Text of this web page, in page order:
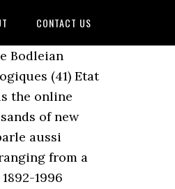
CONTACT US
Bodleian
(41) Etat
the online
of new
aussi
from a
1996